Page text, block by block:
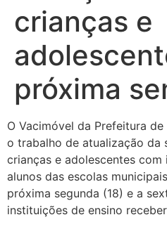
crianças e
próxima
O Vacimóvel da Prefeitura
o trabalho de atualização da
crianças e adolescentes com
alunos das escolas
próxima segunda (18) e a
instituições de ensino